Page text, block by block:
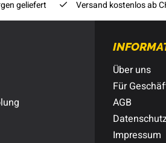
geliefert Versand kostenlos ab
Über uns
Für
AGB
Impressum